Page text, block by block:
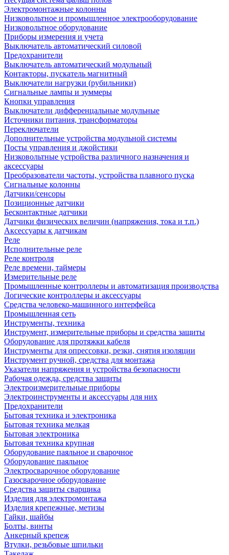
Электромонтажные колонны
Низковольтное и промышленное электрооборудование
Низковольтное оборудование
Приборы измерения и учета
Выключатель автоматический силовой
Предохранители
Выключатель автоматический модульный
Контакторы, пускатель магнитный
Выключатели нагрузки (рубильники)
Сигнальные лампы и зуммеры
Кнопки управления
Выключатели дифференцальные модульные
Источники питания, трансформаторы
Переключатели
Дополнительные устройства модульной системы
Посты управления и джойстики
Низковольтные устройства различного назначения и
аксессуары
Преобразователи частоты, устройства плавного пуска
Сигнальные колонны
Датчики/сенсоры
Позиционные датчики
Бесконтактные датчики
Датчики физических величин (напряжения, тока и т.п.)
Аксессуары к датчикам
Реле
Исполнительные реле
Реле контроля
Реле времени, таймеры
Измерительные реле
Промышленные контроллеры и автоматизация производства
Логические контроллеры и аксессуары
Средства человеко-машинного интерфейса
Промышленная сеть
Инструменты, техника
Инструмент, измерительные приборы и средства защиты
Оборудование для протяжки кабеля
Инструменты для опрессовки, резки, снятия изоляции
Инструмент ручной, средства для монтажа
Указатели напряжения и устройства безопасности
Рабочая одежда, средства защиты
Электроизмерительные приборы
Электроинструменты и аксессуары для них
Предохранители
Бытовая техника и электроника
Бытовая техника мелкая
Бытовая электроника
Бытовая техника крупная
Оборудование паяльное и сварочное
Оборудование паяльное
Электросварочное оборудование
Газосварочное оборудование
Средства защиты сварщика
Изделия для электромонтажа
Изделия крепежные, метизы
Гайки, шайбы
Болты, винты
Анкерный крепеж
Втулки, резьбовые шпильки